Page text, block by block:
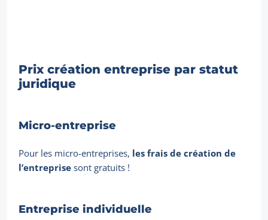
Prix création entreprise par statut
juridique
Micro-entreprise
Pour les micro-entreprises, les frais de création de
l’entreprise sont gratuits !
Entreprise individuelle